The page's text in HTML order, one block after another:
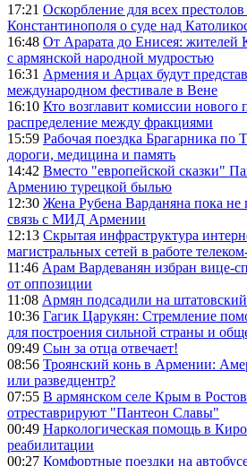
17:21 Оскорбление для всех
Константинополя о суде над
16:48 От Арарата до Енисея: жителей
с армянской народной мудростью
16:31 Армения и Арцах будут
международном фестивале в Вене
16:10 Кто возглавит комиссии
распределение между фракциями
15:59 Рабочая поездка Брагарника по
дороги, медицина и память
14:42 Вместо "европейской сказки"
Армению турецкой былью
12:30 Жена Рубена Варданяна пока не
связь с МИД Армении
12:13 Скрытая инфраструктура
магистральных сетей в работе
11:46 Арам Вардеванян избран вице-
от оппозиции
11:08 Армян подсадили на
10:36 Гагик Царукян: Стремление
для построения сильной страны и
09:49 Сын за отца отвечает!
08:56 Троянский конь в Армении:
или разведцентр?
07:55 В армянском селе Крым в
отреставрируют "Пантеон Славы"
00:49 Наркологическая помощь в
реабилитации
00:27 Комфортные поездки на